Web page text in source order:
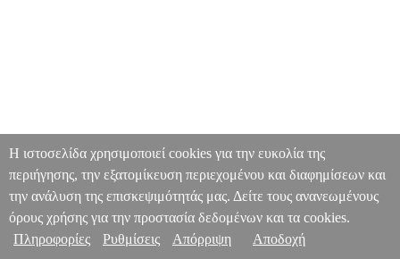
Η ιστοσελίδα χρησιμοποιεί cookies για την ευκολία της
περιήγησης, την εξατομίκευση περιεχομένου και διαφημίσεων και
την ανάλυση της επισκεψιμότητάς μας. Δείτε τους ανανεωμένους
όρους χρήσης για την προστασία δεδομένων και τα cookies.
Πληροφορίες
Ρυθμίσεις Απόρριψη Αποδοχή